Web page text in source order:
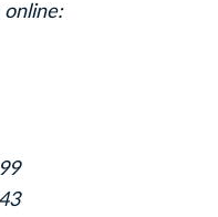
online: